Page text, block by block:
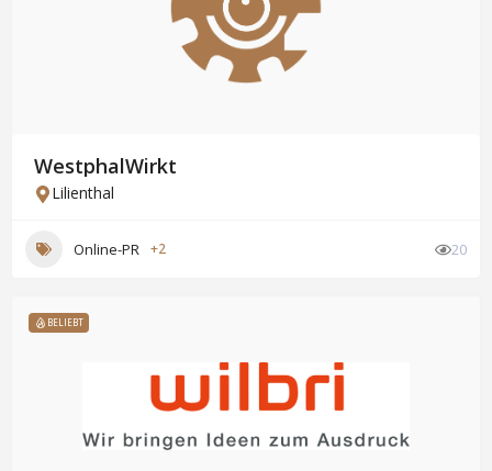
WestphalWirkt
Lilienthal
Online-PR +2 20
BELIEBT